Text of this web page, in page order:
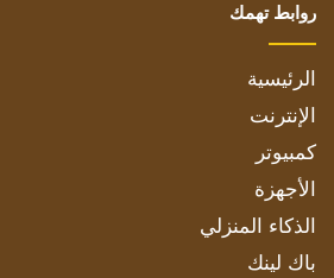
روابط تهمك
الرئيسية
الإنترنت
كمبيوتر
الأجهزة
الذكاء المنزلي
باك لينك